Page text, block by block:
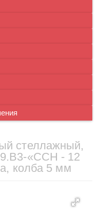
стеллажный,
«ССН - 12
колба 5 мм